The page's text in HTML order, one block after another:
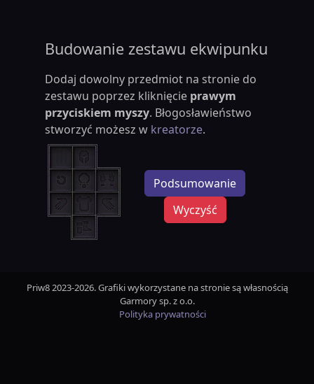
Budowanie zestawu ekwipunku
Dodaj dowolny przedmiot na stronie do
zestawu poprzez kliknięcie prawym
przyciskiem myszy. Błogosławieństwo
stworzyć możesz w kreatorze.
Podsumowanie
Wyczyść
Priw8 2023-2026. Grafiki wykorzystane na stronie są własnością
Garmory sp. z o.o.
Polityka prywatności